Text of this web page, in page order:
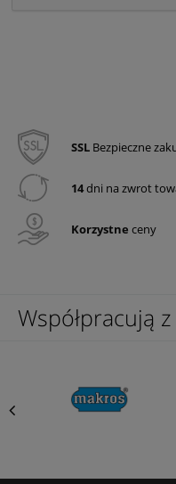
SSL Bezpieczne
14dni na zwrot
Korzystne ceny
Współpracują